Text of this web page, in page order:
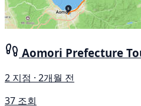
Aomori Prefecture
2 지점 · 2개월 전
37 조회